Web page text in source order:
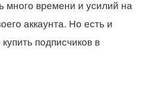
много времени и усилий на
аккаунта. Но есть и
подписчиков в